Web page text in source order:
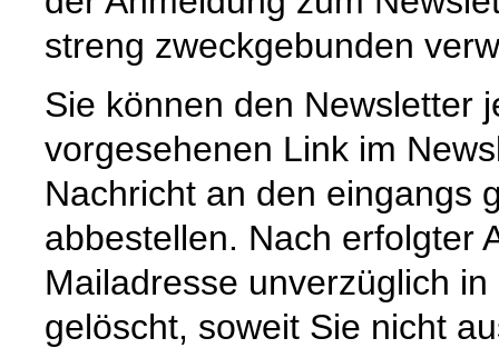
streng zweckgebunden
Sie können den Newsletter
vorgesehenen Link im
Nachricht an den eingangs
abbestellen. Nach erfolgter
Mailadresse unverzüglich
gelöscht, soweit Sie nicht